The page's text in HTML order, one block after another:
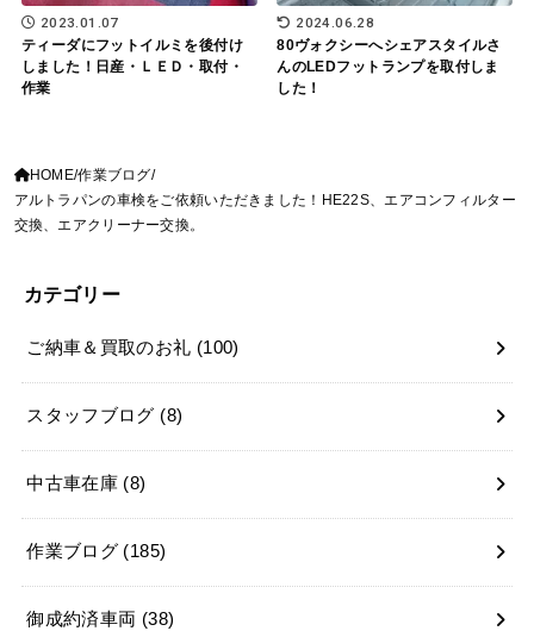
2023.01.07
ティーダにフットイルミを後付け
しました！日産・ＬＥＤ・取付・
作業
2024.06.28
80ヴォクシーへシェアスタイルさ
んのLEDフットランプを取付しま
した！
HOME 作業ブログ
アルトラパンの車検をご依頼いただきました！HE22S、エアコンフィルター
交換、エアクリーナー交換。
カテゴリー
ご納車＆買取のお礼 (100)
スタッフブログ (8)
中古車在庫 (8)
作業ブログ (185)
御成約済車両 (38)